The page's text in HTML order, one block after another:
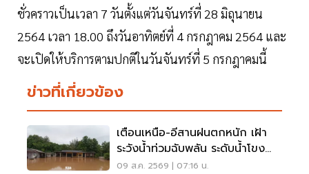
ชั่วคราวเป็นเวลา 7 วันตั้งแต่วันจันทร์ที่ 28 มิถุนายน
2564 เวลา 18.00 ถึงวันอาทิตย์ที่ 4 กรกฎาคม 2564 และ
จะเปิดให้บริการตามปกติในวันจันทร์ที่ 5 กรกฎาคมนี้
ข่าวที่เกี่ยวข้อง
เตือนเหนือ-อีสานฝนตกหนัก เฝ้า
ระวังน้ำท่วมฉับพลัน ระดับน้ำโขง
เพิ่มสูง
09 ส.ค. 2569 | 07:16 น.